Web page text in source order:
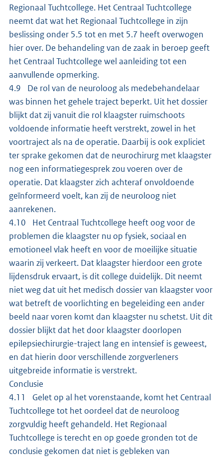
Regionaal Tuchtcollege. Het Centraal Tuchtcollege
neemt dat wat het Regionaal Tuchtcollege in zijn
beslissing onder 5.5 tot en met 5.7 heeft overwogen
hier over. De behandeling van de zaak in beroep geeft
het Centraal Tuchtcollege wel aanleiding tot een
aanvullende opmerking.
4.9 De rol van de neuroloog als medebehandelaar
was binnen het gehele traject beperkt. Uit het dossier
blijkt dat zij vanuit die rol klaagster ruimschoots
voldoende informatie heeft verstrekt, zowel in het
voortraject als na de operatie. Daarbij is ook expliciet
ter sprake gekomen dat de neurochirurg met klaagster
nog een informatiegesprek zou voeren over de
operatie. Dat klaagster zich achteraf onvoldoende
geïnformeerd voelt, kan zij de neuroloog niet
aanrekenen.
4.10 Het Centraal Tuchtcollege heeft oog voor de
problemen die klaagster nu op fysiek, sociaal en
emotioneel vlak heeft en voor de moeilijke situatie
waarin zij verkeert. Dat klaagster hierdoor een grote
lijdensdruk ervaart, is dit college duidelijk. Dit neemt
niet weg dat uit het medisch dossier van klaagster voor
wat betreft de voorlichting en begeleiding een ander
beeld naar voren komt dan klaagster nu schetst. Uit dit
dossier blijkt dat het door klaagster doorlopen
epilepsiechirurgie-traject lang en intensief is geweest,
en dat hierin door verschillende zorgverleners
uitgebreide informatie is verstrekt.
Conclusie
4.11 Gelet op al het vorenstaande, komt het Centraal
Tuchtcollege tot het oordeel dat de neuroloog
zorgvuldig heeft gehandeld. Het Regionaal
Tuchtcollege is terecht en op goede gronden tot de
conclusie gekomen dat niet is gebleken van